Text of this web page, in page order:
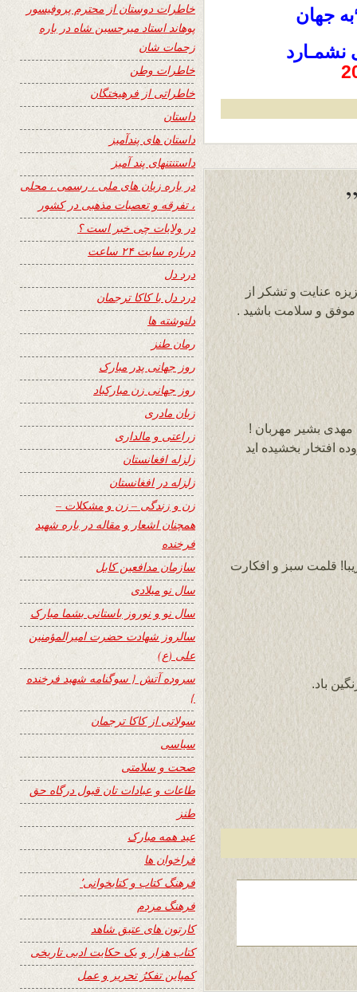
جهان
عنایت و تشکر از
موفق و سلامت باشید .
مهدی بشیر مهربان !
افتخار بخشیده اید
قلمت سبز و افکارت
باد.
خاطرات دوستان از محترم پروفیسور
پوهاند استاد میرحسین شاه در باره
زحمات شان
خاطرات وطن
خاطراتی از فرهیختگان
داستان
داستان های پندآمیز
داستنتنهای پند آمیز
در باره زبان های ملی ، رسمی ، محلی
، تفرقه و تعصبات مذهبی در کشور
در ولایات چی خبر است ؟
درباره سایت ۲۴ ساعت
درد دل
درد دل با کاکا ترجمان
دلنوشته ها
رمان طنز
روز جهانی پدر مبارک
روز جهانی زن مبارکباد
زبان مادری
زراعتی و مالداری
زلزله افغانستان
زلزله در افغانستان
زن و زندگی – زن و مشکلات –
همچنان اشعار و مقاله در باره شهید
فرخنده
سازمان مدافعین کابل
سال نو میلادی
سال نو و نوروز باستانی بشما مبارک
سالروز شهادت حضرت امیرالمؤمنین
علی (ع)
سروده آتش { سوگنامه شهید فرخنده
}
سولاتی از کاکا ترجمان
سیاسی
صحت و سلامتی
طاعات و عبادات تان قبول درگاه حق
طنز
عید همه مبارک
فراخوان ها
فرهنگ کتاب و کتابخوانی٬
فرهنگ مردم
کارتون های عتیق شاهد
کتاب هزار و یک حکایت ادبی تاریخی
کمپاین تفکرُ تحریر و عمل